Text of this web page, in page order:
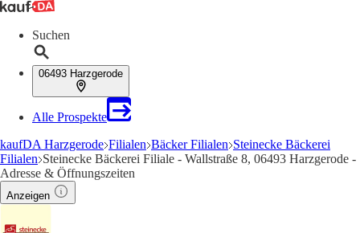
Suchen
06493 Harzgerode
Alle Prospekte
kaufDA Harzgerode Filialen Bäcker Filialen Steinecke Bäckerei
Filialen Steinecke Bäckerei Filiale - Wallstraße 8, 06493 Harzgerode -
Adresse & Öffnungszeiten
Anzeigen